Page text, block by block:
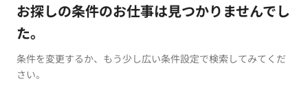
お探しの条件のお仕事は見つかりませんでし
た。
条件を変更するか、もう少し広い条件設定で検索してみてくだ
さい。